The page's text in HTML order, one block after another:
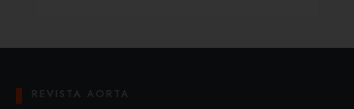
REVISTA AORTA